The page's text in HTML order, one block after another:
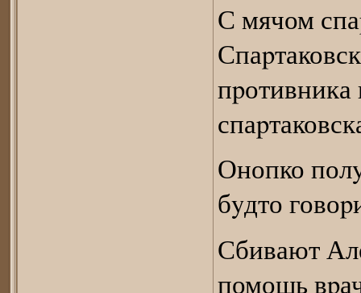
С мячом
пpотивника
Онопко
бyдто
Сбивают
помощь